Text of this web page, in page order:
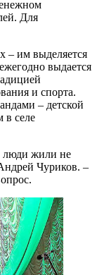
Для
– ​им выделяется
выдается
и спорта.
– ​детской
в селе
люди жили не
Чуриков. –